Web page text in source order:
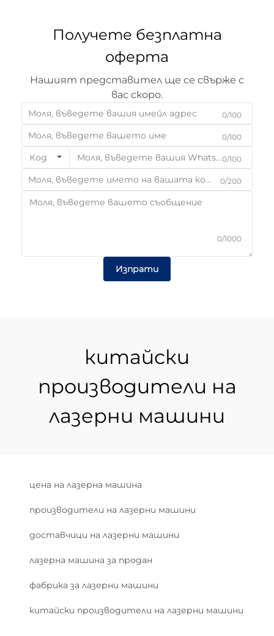
Получете безплатна
оферта
Нашият представител ще се свърже с
вас скоро.
0/100
0/100
Код 0/100
0/200
0/1000
Изпрати
китайски
производители на
лазерни машини
цена на лазерна машина
производители на лазерни машини
доставчици на лазерни машини
лазерна машина за продан
фабрика за лазерни машини
китайски производители на лазерни машини